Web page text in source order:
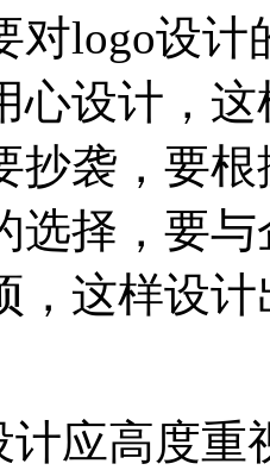
对logo设
心设计，
抄袭，要
选择，要
，这样设
应高度重